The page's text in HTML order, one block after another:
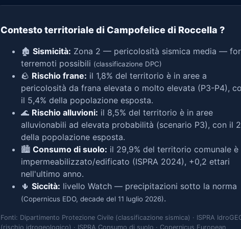
Contesto territoriale di Campofelice di Roccella ?
🏚️ Sismicità: Zona 2 — pericolosità sismica media —
terremoti possibili (classificazione DPC)
🪨 Rischio frane: il 1,8% del territorio è in aree a
pericolosità da frana elevata o molto elevata (P3-P4),
il 5,4% della popolazione esposta.
🌊 Rischio alluvioni: il 8,5% del territorio è in aree
alluvionabili ad elevata probabilità (scenario P3), con il
della popolazione esposta.
🏙️ Consumo di suolo: il 29,9% del territorio comunale è
impermeabilizzato/edificato (ISPRA 2024), +0,2 ettari
nell'ultimo anno.
🌵 Siccità: livello Watch — precipitazioni sotto la norma
(Copernicus EDO, decade del 11 luglio 2026).
Fonti: Dipartimento Protezione Civile (classificazione sismica) · ISPRA
(rischio idrogeologico) · ISPRA Consumo di suolo · Copernicus European